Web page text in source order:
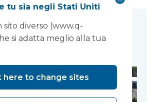
studio correlati
tu sia negli Stati Uniti
sito diverso (www.q-
si adatta meglio alla tua
here to change sites